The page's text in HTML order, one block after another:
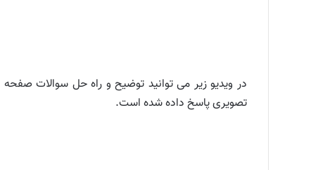
تصویری پاسخ داده شده است.